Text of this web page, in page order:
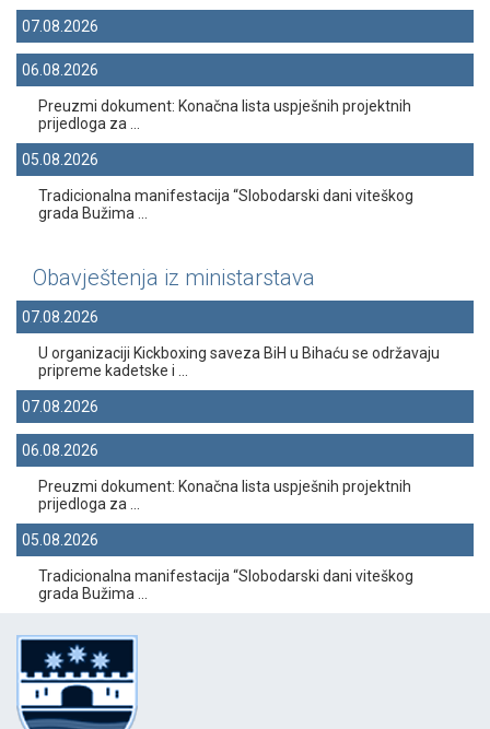
07.08.2026
06.08.2026
Preuzmi dokument: Konačna lista uspješnih projektnih
prijedloga za ...
05.08.2026
Tradicionalna manifestacija “Slobodarski dani viteškog
grada Bužima ...
Obavještenja iz ministarstava
07.08.2026
U organizaciji Kickboxing saveza BiH u Bihaću se održavaju
pripreme kadetske i ...
07.08.2026
06.08.2026
Preuzmi dokument: Konačna lista uspješnih projektnih
prijedloga za ...
05.08.2026
Tradicionalna manifestacija “Slobodarski dani viteškog
grada Bužima ...